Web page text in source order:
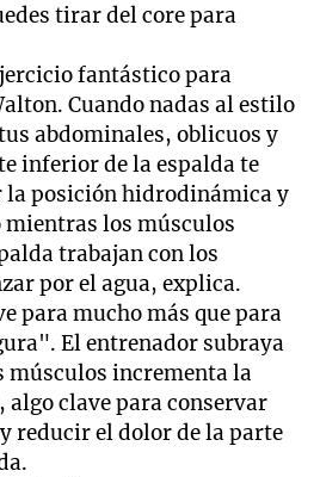
tirar del core para
fantástico para
Cuando nadas al estilo
abdominales, oblicuos y
inferior de la espalda te
la posición hidrodinámica y
mientras los músculos
trabajan con los
por el agua, explica.
para mucho más que para
El entrenador subraya
músculos incrementa la
clave para conservar
reducir el dolor de la parte